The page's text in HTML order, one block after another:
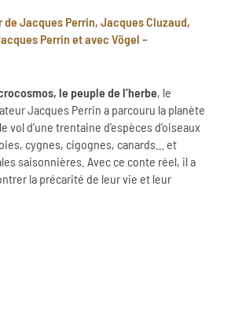
de Jacques Perrin, Jacques Cluzaud,
Perrin et avec Vögel –
le peuple de l’herbe, le
Jacques Perrin a parcouru la planète
vol d’une trentaine d’espèces d’oiseaux
cygnes, cigognes, canards… et
saisonnières. Avec ce conte réel, il a
la précarité de leur vie et leur